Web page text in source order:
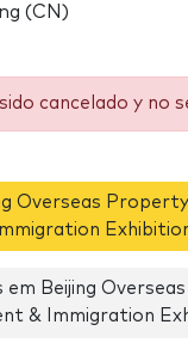
(CN)
cancelado y no
Overseas
em Beijing
& Immigration